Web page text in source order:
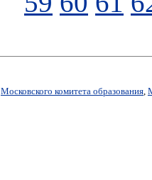
Московского комитета образования,